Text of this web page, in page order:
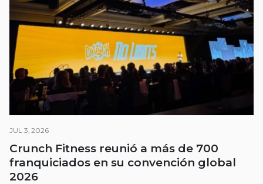
JUL 3, 2026
Crunch Fitness reunió a más de 700
franquiciados en su convención global
2026